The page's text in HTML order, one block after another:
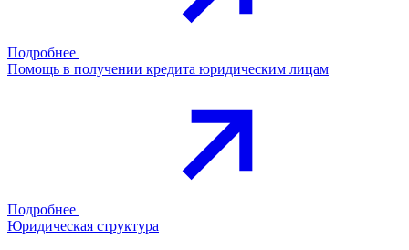
Подробнее
Помощь в получении кредита юридическим лицам
Подробнее
Юридическая структура